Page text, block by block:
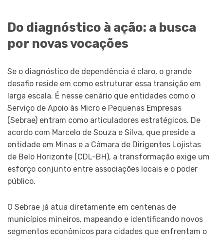
Do diagnóstico à ação: a busca
por novas vocações
Se o diagnóstico de dependência é claro, o grande
desafio reside em como estruturar essa transição em
larga escala. É nesse cenário que entidades como o
Serviço de Apoio às Micro e Pequenas Empresas
(Sebrae) entram como articuladores estratégicos. De
acordo com Marcelo de Souza e Silva, que preside a
entidade em Minas e a Câmara de Dirigentes Lojistas
de Belo Horizonte (CDL-BH), a transformação exige um
esforço conjunto entre associações locais e o poder
público.
O Sebrae já atua diretamente em centenas de
municípios mineiros, mapeando e identificando novos
segmentos econômicos para cidades que enfrentam o